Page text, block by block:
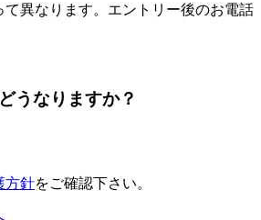
異なります。エントリー後のお電話
うなりますか？
方針をご確認下さい。